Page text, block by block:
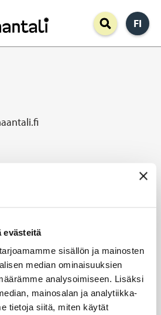
evästeitä
sisällön ja mainosten
median ominaisuuksien
analysoimiseen. Lisäksi
mainosalan ja analytiikka-
tietoja siitä, miten käytät
FI
11